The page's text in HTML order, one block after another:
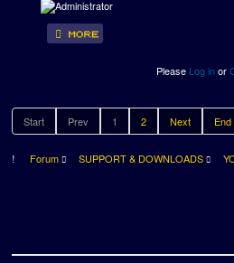
Please Log inor
Start Prev 1 2 Next End
Forum SUPPORT & DOWNLOADS